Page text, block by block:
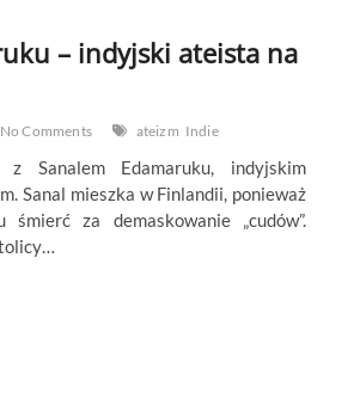
– indyjski ateista na
No Comments ateizm Indie
Sanalem Edamaruku, indyjskim
Sanal mieszka w Finlandii, ponieważ
za demaskowanie „cudów”.